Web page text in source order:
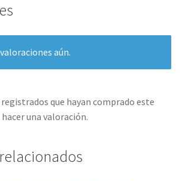
aún.
que hayan comprado este
una valoración.